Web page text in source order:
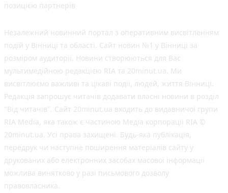
позицією партнерів
Незалежний новинний портал з оперативним висвітленням
подій у Вінниці та області. Сайт новин №1 у Вінниці за
розміром аудиторії. Новини створюються для Вас
мультимедійною редакцією RIA та 20minut.ua. Ми
висвітлюємо важливі та цікаві події, людей, життя Вінниці.
Редакція запрошує читачів додавати власні новини в розділ
"Від читачів". Сайт 20minut.ua входить до видавничої групи
RIA Media, яка також є частиною Медіа корпорації RIA ©
20minut.ua. Усі права захищені. Будь-яка публiкацiя,
передрук чи наступне поширення матеріалів сайту у
друкованих або електронних засобах масової інформації
можлива винятково у разі письмового дозволу
правовласника.